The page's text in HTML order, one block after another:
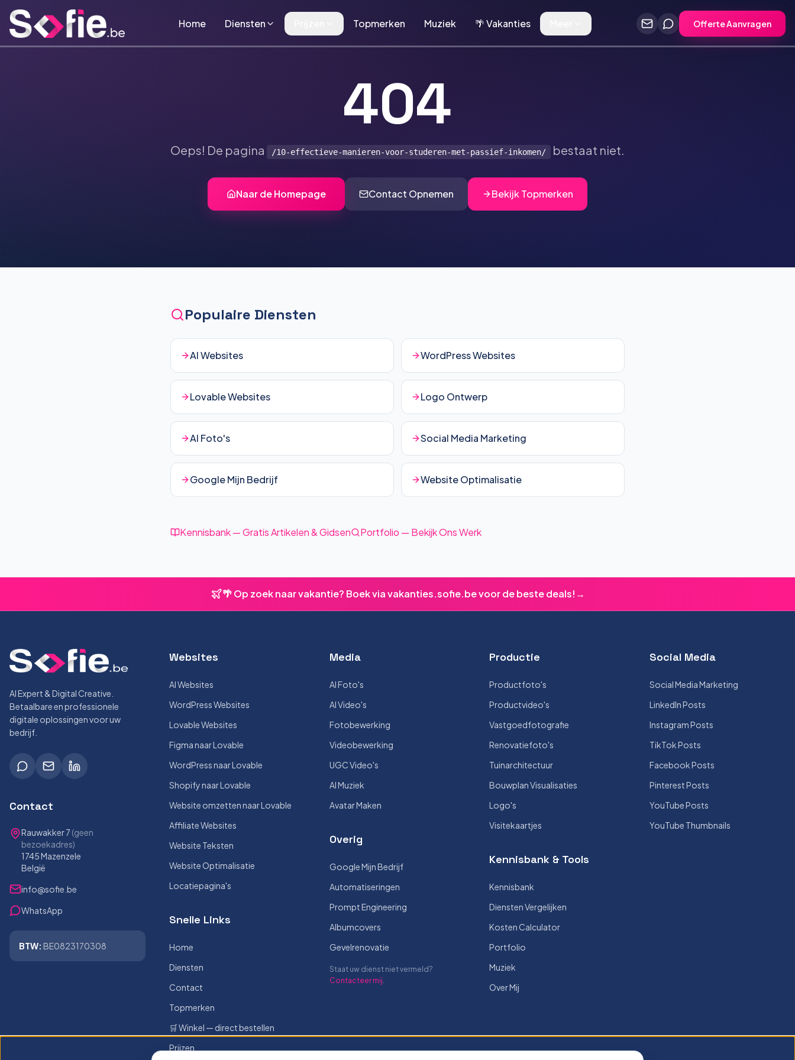
Home
Diensten Topmerken Muziek 🌴 Vakanties Offerte Aanvragen
404
Oeps! De pagina /10-effectieve-manieren-voor-studeren-met-passief-inkomen/ bestaat niet.
Naar de Homepage Contact Opnemen Bekijk Topmerken
Populaire Diensten
AI Websites WordPress Websites
Lovable Websites Logo Ontwerp
AI Foto's Social Media Marketing
Google Mijn Bedrijf Website Optimalisatie
Kennisbank — Gratis Artikelen & Gidsen Portfolio — Bekijk Ons Werk
🌴 Op zoek naar vakantie? Boek via vakanties.sofie.be voor de beste deals! →
AI Expert & Digital Creative.
Betaalbare en professionele
digitale oplossingen voor uw
bedrijf.
Contact
Rauwakker 7 (geen
bezoekadres)
1745 Mazenzele
België
info@sofie.be
WhatsApp
BTW: BE0823170308
Websites
AI Websites
WordPress Websites
Lovable Websites
Figma naar Lovable
WordPress naar Lovable
Shopify naar Lovable
Website omzetten naar Lovable
Affiliate Websites
Website Teksten
Website Optimalisatie
Locatiepagina's
Snelle Links
Home
Diensten
Contact
Topmerken
🛒 Winkel — direct bestellen
Prijzen
Media
AI Foto's
AI Video's
Fotobewerking
Videobewerking
UGC Video's
AI Muziek
Avatar Maken
Overig
Google Mijn Bedrijf
Automatiseringen
Prompt Engineering
Albumcovers
Gevelrenovatie
Staat uw dienst niet vermeld?
Contacteer mij.
Productie
Productfoto's
Productvideo's
Vastgoedfotografie
Renovatiefoto's
Tuinarchitectuur
Bouwplan Visualisaties
Logo's
Visitekaartjes
Kennisbank & Tools
Kennisbank
Diensten Vergelijken
Kosten Calculator
Portfolio
Muziek
Over Mij
Social Media
Social Media Marketing
LinkedIn Posts
Instagram Posts
TikTok Posts
Facebook Posts
Pinterest Posts
YouTube Posts
YouTube Thumbnails